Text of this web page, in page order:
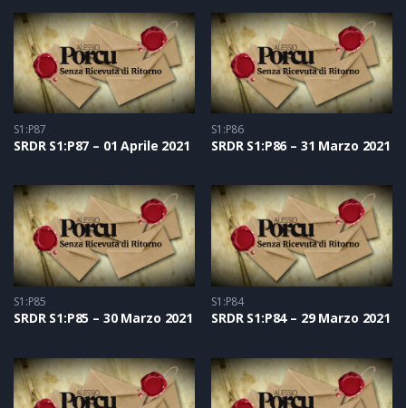
S1:P87
SRDR S1:P87 – 01 Aprile 2021
S1:P86
SRDR S1:P86 – 31 Marzo 2021
S1:P85
SRDR S1:P85 – 30 Marzo 2021
S1:P84
SRDR S1:P84 – 29 Marzo 2021